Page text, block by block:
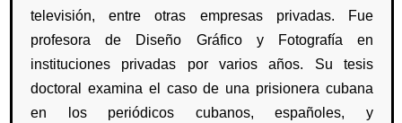
televisión, entre otras empresas privadas. Fue
profesora de Diseño Gráfico y Fotografía en
instituciones privadas por varios años. Su tesis
doctoral examina el caso de una prisionera cubana
en los periódicos cubanos, españoles, y